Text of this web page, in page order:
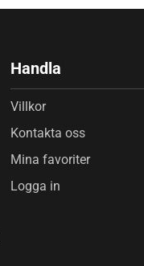
Handla
Villkor
Kontakta oss
Mina favoriter
Logga in